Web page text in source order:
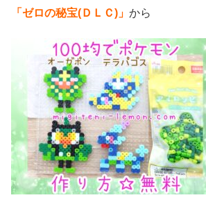
「ゼロの秘宝(ＤＬＣ)」 から